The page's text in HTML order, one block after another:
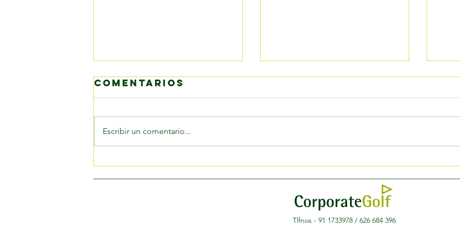
Tu mejor golpe
del día
nuevo volvo
EX60 EN
la
Comentarios
Escribir un comentario...
Tlfnos - 91 1733978 / 626 684 396